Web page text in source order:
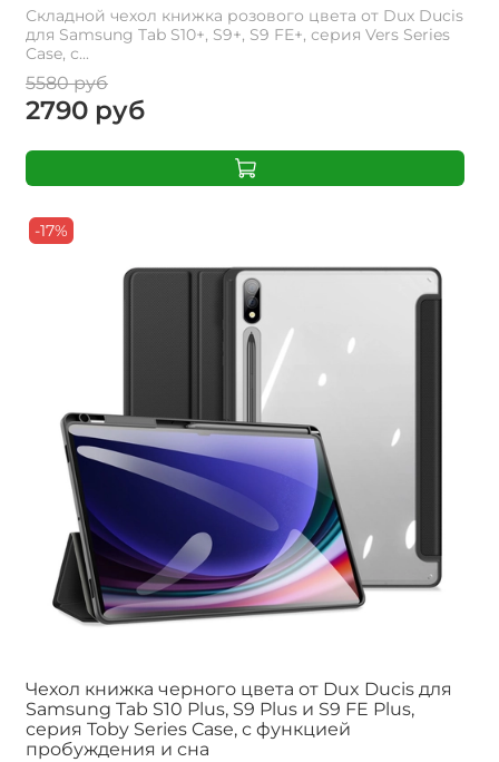
Складной чехол книжка розового цвета от Dux Ducis
для Samsung Tab S10+, S9+, S9 FE+, серия Vers Series
Case, с...
5580 руб
2790 руб
-17%
Чехол книжка черного цвета от Dux Ducis для
Samsung Tab S10 Plus, S9 Plus и S9 FE Plus,
серия Toby Series Case, с функцией
пробуждения и сна